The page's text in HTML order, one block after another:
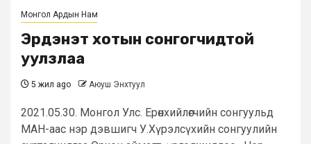
Монгол Ардын Нам
Эрдэнэт хотын сонгогчидтой
уулзлаа
5 жил ago Аюуш Энхтуул
2021.05.30. Монгол Улс. Ерөнхийлөгчийн сонгуульд
МАН-аас нэр дэвшигч У.Хүрэлсүхийн сонгуулийн